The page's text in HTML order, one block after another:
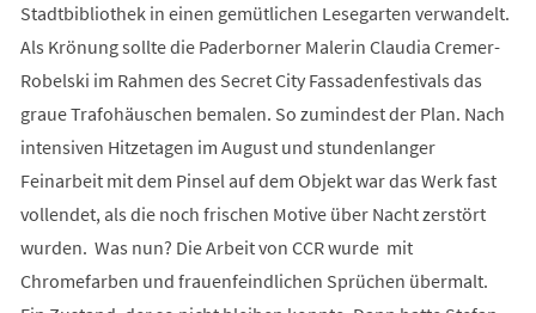
Stadtbibliothek in einen gemütlichen Lesegarten verwandelt.
Als Krönung sollte die Paderborner Malerin Claudia Cremer-
Robelski im Rahmen des Secret City Fassadenfestivals das
graue Trafohäuschen bemalen. So zumindest der Plan. Nach
intensiven Hitzetagen im August und stundenlanger
Feinarbeit mit dem Pinsel auf dem Objekt war das Werk fast
vollendet, als die noch frischen Motive über Nacht zerstört
wurden. Was nun? Die Arbeit von CCR wurde mit
Chromefarben und frauenfeindlichen Sprüchen übermalt.